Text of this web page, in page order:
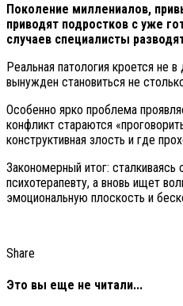
Поколение миллениалов,
приводят подростков с уже
случаев специалисты
Реальная патология кроется не
вынужден становиться не
Особенно ярко проблема
конфликт стараются
конструктивная злость и где
Закономерный итог:
психотерапевту, а вновь ищет
эмоциональную плоскость и
Share
Это вы еще не читали...